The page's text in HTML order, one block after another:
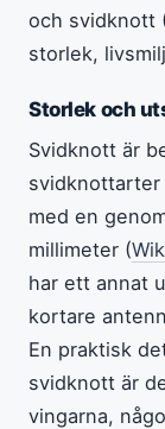
och svidknott
storlek,
Storlek och
Svidknott är
svidknottarter
med en
millimeter (
har ett annat
kortare
En praktisk
svidknott är
vingarna,